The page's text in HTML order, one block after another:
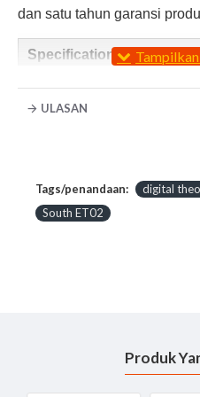
dan satu tahun garansi
SpecificationSouth
Magnification: 30X
Stadai Ration: 100
Stadia Constant: 0
Reading System
incremental encoder
ULASAN
Tags/penandaan: digital
South ET02
Produk